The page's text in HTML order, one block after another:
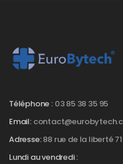
Téléphone : 03 85 38 35 95
Email:
Adresse:88 rue de la liberté
Lundi au vendredi :